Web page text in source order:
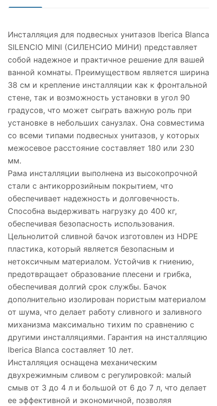
Инсталляция для подвесных унитазов Iberica Blanca
SILENCIO MINI (СИЛЕНСИО МИНИ) представляет
собой надежное и практичное решение для вашей
ванной комнаты. Преимуществом является ширина
38 см и крепление инсталляции как к фронтальной
стене, так и возможность установки в угол 90
градусов, что может сыграть важную роль при
установке в небольших санузлах. Она совместима
со всеми типами подвесных унитазов, у которых
межосевое расстояние составляет 180 или 230
мм.
Рама инсталляции выполнена из высокопрочной
стали с антикоррозийным покрытием, что
обеспечивает надежность и долговечность.
Cпособна выдерживать нагрузку до 400 кг,
обеспечивая безопасность использования.
Цельнолитой сливной бачок изготовлен из HDPE
пластика, который является безопасным и
нетоксичным материалом. Устойчив к гниению,
предотвращает образование плесени и грибка,
обеспечивая долгий срок службы. Бачок
дополнительно изолирован пористым материалом
от шума, что делает работу сливного и заливного
миханизма максимально тихим по сравнению с
другими инсталляциями. Гарантия на инсталляцию
Iberica Blanca составляет 10 лет.
Инсталляция оснащена механическим
двухрежимным сливом с регулировкой: малый
смыв от 3 до 4 л и большой от 6 до 7 л, что делает
ее эффективной и экономичной, позволяя